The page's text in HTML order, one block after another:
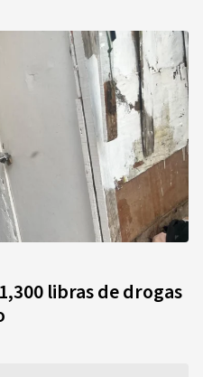
libras de drogas